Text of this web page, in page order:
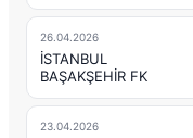
26.04.2026
İSTANBUL
BAŞAKŞEHİR FK
23.04.2026